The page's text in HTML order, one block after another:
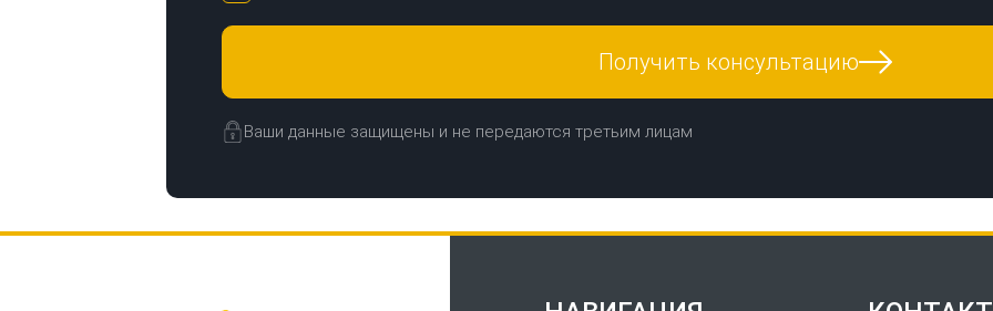
Получить консультацию
Ваши данные защищены и не передаются третьим лицам